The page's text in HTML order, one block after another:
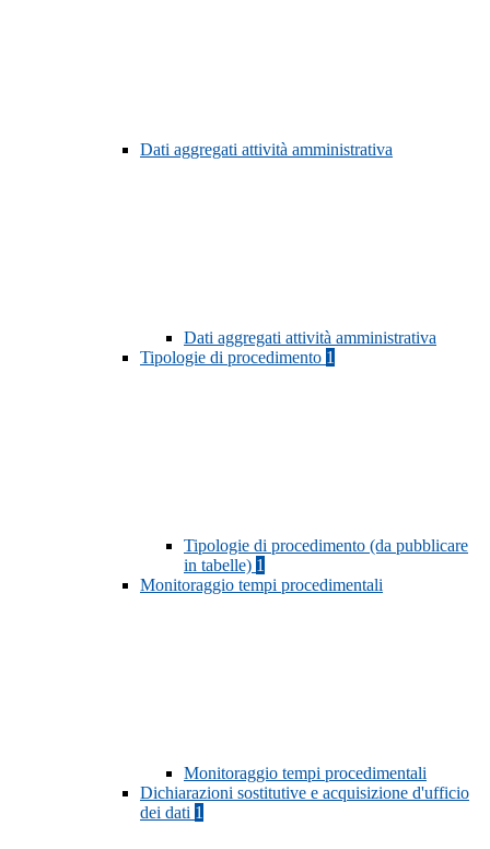
Dati aggregati attività amministrativa
Dati aggregati attività amministrativa
Tipologie di procedimento 1
Tipologie di procedimento (da pubblicare
in tabelle) 1
Monitoraggio tempi procedimentali
Monitoraggio tempi procedimentali
Dichiarazioni sostitutive e acquisizione d'ufficio
dei dati 1